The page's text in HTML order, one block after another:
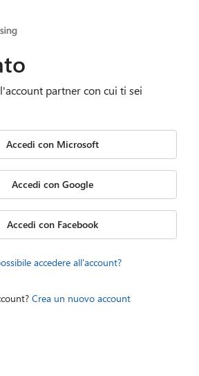
partner con cui ti sei
Accedi con Microsoft
Accedi con Google
Accedi con Facebook
accedere all'account?
Crea un nuovo account